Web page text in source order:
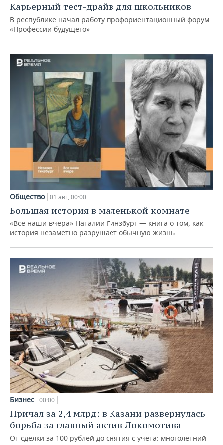
Карьерный тест-драйв для школьников
В республике начал работу профориентационный форум
«Профессии будущего»
Общество 01 авг, 00:00
Большая история в маленькой комнате
«Все наши вчера» Наталии Гинзбург — книга о том, как
история незаметно разрушает обычную жизнь
Бизнес 00:00
Причал за 2,4 млрд: в Казани развернулась
борьба за главный актив Локомотива
От сделки за 100 рублей до снятия с учета: многолетний